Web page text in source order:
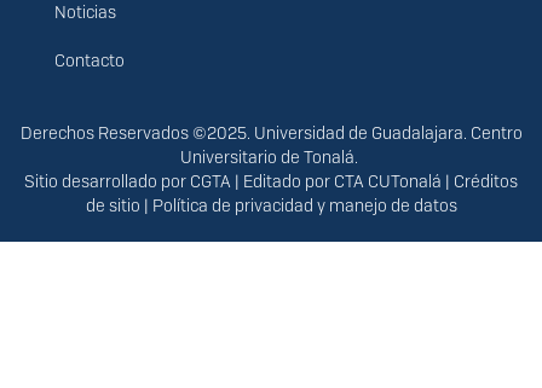
Noticias
Contacto
Derechos
Derechos Reservados ©2025. Universidad de Guadalajara. Centro
Universitario de Tonalá.
Sitio desarrollado por CGTA | Editado por CTA CUTonalá | Créditos
de sitio | Política de privacidad y manejo de datos